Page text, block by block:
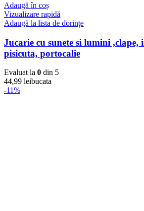
Adaugă în coș
Vizualizare rapidă
Adaugă la lista de dorințe
Jucarie cu sunete si lumini ,clape,
pisicuta, portocalie
Evaluat la 0 din 5
44,99 leibucata
-11%